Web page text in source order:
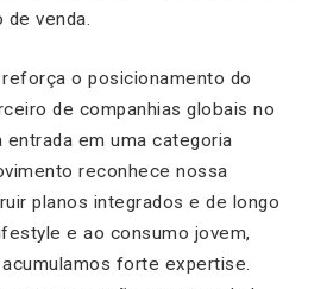
venda.
o posicionamento do
de companhias globais no
entrada em uma categoria
reconhece nossa
planos integrados e de longo
e ao consumo jovem,
forte expertise.